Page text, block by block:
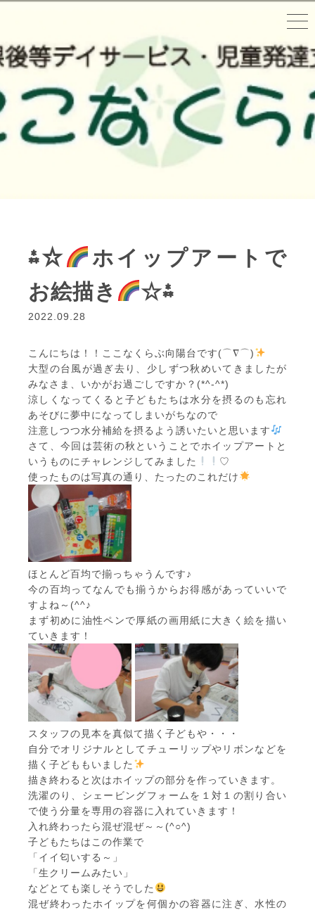
⁂☆
ホイップアートで
お絵描き
☆⁂
2022.09.28
こんにちは！！ここなくらぶ向陽台です(⌒∇⌒)
大型の台風が過ぎ去り、少しずつ秋めいてきましたが
みなさま、いかがお過ごしですか？(*^-^*)
涼しくなってくると子どもたちは水分を摂るのも忘れ
あそびに夢中になってしまいがちなので
注意しつつ水分補給を摂るよう誘いたいと思います
さて、今回は芸術の秋ということでホイップアートと
いうものにチャレンジしてみました
♡
使ったものは写真の通り、たったのこれだけ
ほとんど百均で揃っちゃうんです♪
今の百均ってなんでも揃うからお得感があっていいで
すよね～(^^♪
まず初めに油性ペンで厚紙の画用紙に大きく絵を描い
ていきます！
スタッフの見本を真似て描く子どもや・・・
自分でオリジナルとしてチューリップやリボンなどを
描く子どももいました
描き終わると次はホイップの部分を作っていきます。
洗濯のり、シェービングフォームを１対１の割り合い
で使う分量を専用の容器に入れていきます！
入れ終わったら混ぜ混ぜ～～(^○^)
子どもたちはこの作業で
「イイ匂いする～」
「生クリームみたい」
などとても楽しそうでした
混ぜ終わったホイップを何個かの容器に注ぎ、水性の